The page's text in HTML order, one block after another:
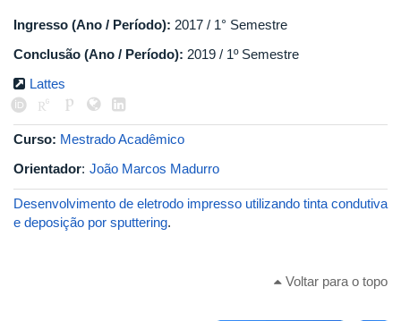
Ingresso (Ano / Período): 2017 / 1° Semestre
Conclusão (Ano / Período): 2019 / 1º Semestre
Lattes
Curso: Mestrado Acadêmico
Orientador: João Marcos Madurro
Desenvolvimento de eletrodo impresso utilizando tinta condutiva
e deposição por sputtering.
Voltar para o topo